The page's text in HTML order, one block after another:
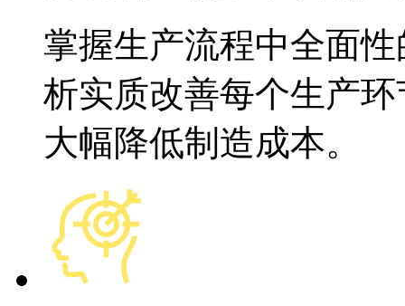
掌握生产流程中全面性
析实质改善每个生产环节
大幅降低制造成本。